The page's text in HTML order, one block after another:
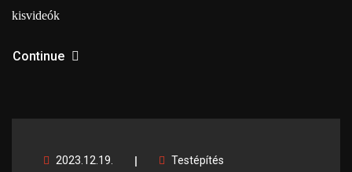
kisvideók
Continue
2023.12.19. Testépítés